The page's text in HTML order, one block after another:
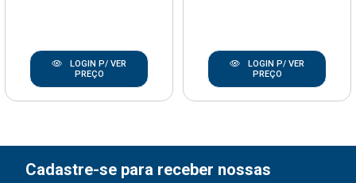
LOGIN P/ VER
PREÇO
LOGIN P/ VER
PREÇO
Cadastre-se para receber nossas